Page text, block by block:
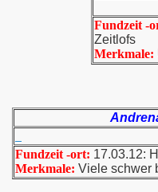
Fundzeit -
Zeitlofs
Merkmale:
Fundzeit -ort: 17.03.12:
Merkmale: Viele schwer